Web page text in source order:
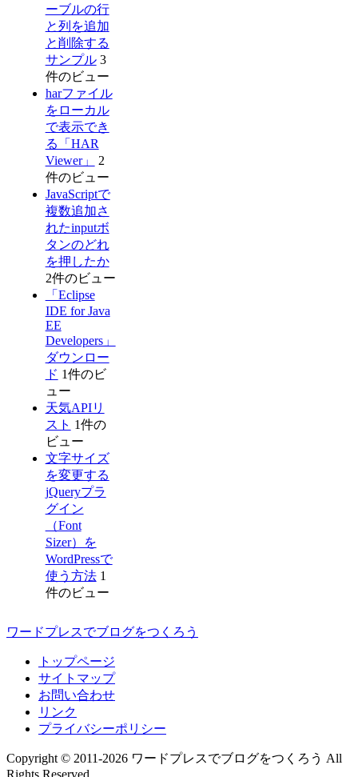
ーブルの行
と列を追加
と削除する
サンプル 3
件のビュー
harファイル
をローカル
で表示でき
る「HAR
Viewer」
2
件のビュー
JavaScriptで
複数追加さ
れたinputボ
タンのどれ
を押したか
2件のビュー
「Eclipse
IDE for Java
EE
Developers」
ダウンロー
ド 1件のビ
ュー
天気APIリ
スト 1件の
ビュー
文字サイズ
を変更する
jQueryプラ
グイン
（Font
Sizer）を
WordPressで
使う方法 1
件のビュー
ワードプレスでブログをつくろう
トップページ
サイトマップ
お問い合わせ
リンク
プライバシーポリシー
Copyright © 2011-2026 ワードプレスでブログをつくろう All